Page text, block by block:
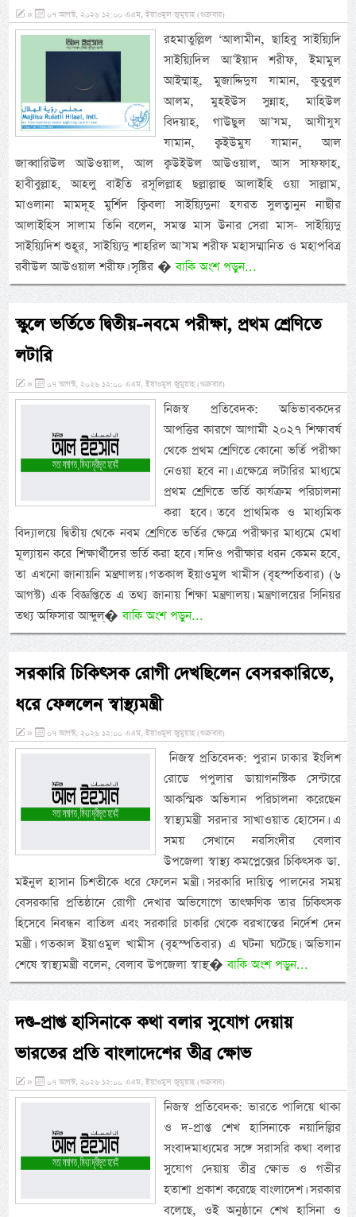
» ০৭ আগস্ট, ২০২৬ ১২:০০ এএম, ইয়াওমুল জুমুয়াহ (শুক্রবার)
রহমাতুল্লিল ‘আলামীন, ছাহিবু সাইয়্যিদি
সাইয়্যিদিল আ’ইয়াদ শরীফ, ইমামুল
আইম্মাহ্, মুজাদ্দিদুয যামান, কুতুবুল
আলম, মুহইউস সুন্নাহ, মাহিউল
বিদয়াহ, গাউছুল আ’যম, আযীযুয
যামান, ক্বইউমুয যামান, আল
জাব্বারিউল আউওয়াল, আল ক্বউইউল আউওয়াল, আস সাফফাহ,
হাবীবুল্লাহ, আহলু বাইতি রসূলিল্লাহ ছল্লাল্লাহু আলাইহি ওয়া সাল্লাম,
মাওলানা মামদূহ মুর্শিদ ক্বিবলা সাইয়্যিদুনা হযরত সুলত্বানুন নাছীর
আলাইহিস সালাম তিনি বলেন, সমস্ত মাস উনার সেরা মাস- সাইয়্যিদু
সাইয়্যিদিশ শুহূর, সাইয়্যিদু শাহরিল আ’যম শরীফ মহাসম্মানিত ও মহাপবিত্র
রবীউল আউওয়াল শরীফ। সৃষ্টির �বাকি অংশ পড়ুন...
স্কুলে ভর্তিতে দ্বিতীয়-নবমে পরীক্ষা, প্রথম শ্রেণিতে
লটারি
» ০৭ আগস্ট, ২০২৬ ১২:০০ এএম, ইয়াওমুল জুমুয়াহ (শুক্রবার)
নিজস্ব প্রতিবেদক: অভিভাবকদের
আপত্তির কারণে আগামী ২০২৭ শিক্ষাবর্ষ
থেকে প্রথম শ্রেণিতে কোনো ভর্তি পরীক্ষা
নেওয়া হবে না। এক্ষেত্রে লটারির মাধ্যমে
প্রথম শ্রেণিতে ভর্তি কার্যক্রম পরিচালনা
করা হবে। তবে প্রাথমিক ও মাধ্যমিক
বিদ্যালয়ে দ্বিতীয় থেকে নবম শ্রেণিতে ভর্তির ক্ষেত্রে পরীক্ষার মাধ্যমে মেধা
মূল্যায়ন করে শিক্ষার্থীদের ভর্তি করা হবে। যদিও পরীক্ষার ধরন কেমন হবে,
তা এখনো জানায়নি মন্ত্রণালয়। গতকাল ইয়াওমুল খামীস (বৃহস্পতিবার) (৬
আগস্ট) এক বিজ্ঞপ্তিতে এ তথ্য জানায় শিক্ষা মন্ত্রণালয়। মন্ত্রণালয়ের সিনিয়র
তথ্য অফিসার আব্দুল্�বাকি অংশ পড়ুন...
সরকারি চিকিৎসক রোগী দেখছিলেন বেসরকারিতে,
ধরে ফেললেন স্বাস্থ্যমন্ত্রী
» ০৭ আগস্ট, ২০২৬ ১২:০০ এএম, ইয়াওমুল জুমুয়াহ (শুক্রবার)
‎ নিজস্ব প্রতিবেদক: পুরান ঢাকার ইংলিশ
রোডে পপুলার ডায়াগনস্টিক সেন্টারে
আকস্মিক অভিযান পরিচালনা করেছেন
স্বাস্থ্যমন্ত্রী সরদার সাখাওয়াত হোসেন। এ
সময় সেখানে নরসিংদীর বেলাব
উপজেলা স্বাস্থ্য কমপ্লেক্সের চিকিৎসক ডা.
মইনুল হাসান চিশতীকে ধরে ফেলেন মন্ত্রী। সরকারি দায়িত্ব পালনের সময়
বেসরকারি প্রতিষ্ঠানে রোগী দেখার অভিযোগে তাৎক্ষণিক তার চিকিৎসক
হিসেবে নিবন্ধন বাতিল এবং সরকারি চাকরি থেকে বরখাস্তের নির্দেশ দেন
মন্ত্রী। গতকাল ইয়াওমুল খামীস (বৃহস্পতিবার) এ ঘটনা ঘটেছে। অভিযান
শেষে স্বাস্থ্যমন্ত্রী বলেন, বেলাব উপজেলা স্বাস্থ্�বাকি অংশ পড়ুন...
দণ্ড-প্রাপ্ত হাসিনাকে কথা বলার সুযোগ দেয়ায়
ভারতের প্রতি বাংলাদেশের তীব্র ক্ষোভ
» ০৭ আগস্ট, ২০২৬ ১২:০০ এএম, ইয়াওমুল জুমুয়াহ (শুক্রবার)
নিজস্ব প্রতিবেদক: ভারতে পালিয়ে থাকা
ও দ-প্রাপ্ত শেখ হাসিনাকে নয়াদিল্লির
সংবাদমাধ্যমের সঙ্গে সরাসরি কথা বলার
সুযোগ দেয়ায় তীব্র ক্ষোভ ও গভীর
হতাশা প্রকাশ করেছে বাংলাদেশ। সরকার
বলেছে, ওই অনুষ্ঠানে শেখ হাসিনা ও